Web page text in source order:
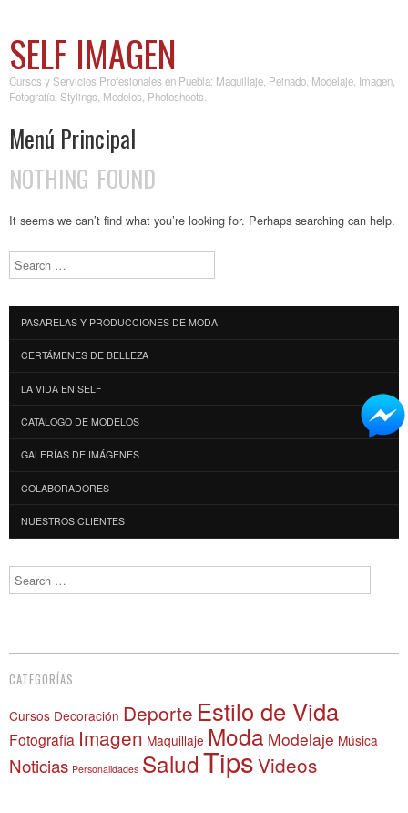
SELF IMAGEN
Cursos y Servicios Profesionales en Puebla: Maquillaje, Peinado, Modelaje, Imagen,
Fotografía. Stylings, Modelos, Photoshoots.
Menú Principal
Skip to content
NOTHING FOUND
It seems we can’t find what you’re looking for. Perhaps searching can help.
Search
PASARELAS Y PRODUCCIONES DE MODA
CERTÁMENES DE BELLEZA
LA VIDA EN SELF
CATÁLOGO DE MODELOS
GALERÍAS DE IMÁGENES
COLABORADORES
NUESTROS CLIENTES
Search
CATEGORÍAS
Cursos Decoración Deporte Estilo de Vida
Fotografía Imagen Maquillaje Moda Modelaje Música
Noticias Personalidades SaludTipsVideos